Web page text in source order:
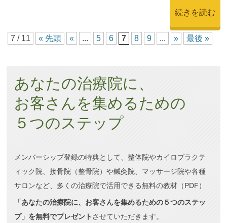
続きを読む
7 / 11 « 先頭 « ... 5 6 7 8 9 ... » 最後 »
あなたの治療院に、
お客さんを集めるための
５つのステップ
メンバーシップ登録の特典として、整体院やカイロプラクテ
ィック院、接骨院（整骨院）や鍼灸院、マッサージ院や各種
サロンなど、多くの治療院で活用できる無料の教材（PDF）
「あなたの治療院に、お客さんを集めるための５つのステッ
プ」を無料でプレゼント させていただきます。